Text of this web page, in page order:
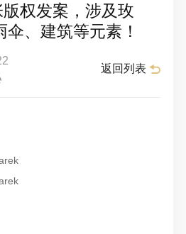
权发案，涉及玫
、建筑等元素！
返回列表